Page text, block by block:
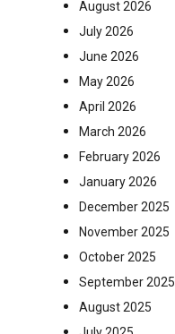
August 2026
July 2026
June 2026
May 2026
April 2026
March 2026
February 2026
January 2026
December 2025
November 2025
October 2025
September 2025
August 2025